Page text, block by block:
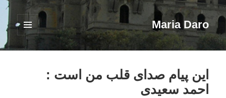
Maria Daro
فهرست
ابزارک‌ها
این پیام صدای قلب من است :
احمد سعیدی